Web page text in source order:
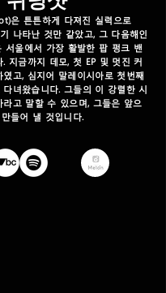
은 튼튼하게 다져진 실력으로
나타난 것만 같았고, 그 다음해인
서울에서 가장 활발한 팝 펑크 밴
지금까지 데모, 첫 EP 및 멋진 커
고, 심지어 말레이시아로 첫번째
녀왔습니다. 그들의 이 강렬한 시
고 말할 수 있으며, 그들은 앞으
들어 낼 것입니다.